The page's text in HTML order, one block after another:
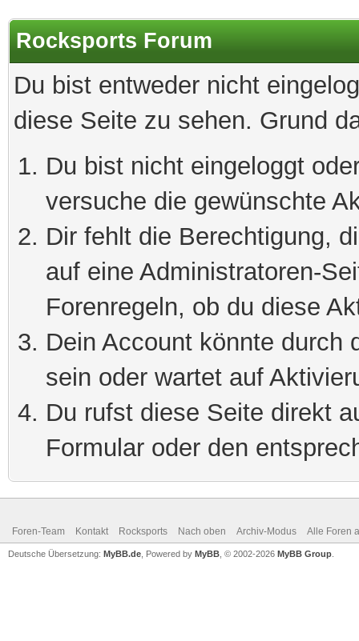
Rocksports Forum
Du bist entweder nicht
diese Seite zu sehen. Grund
Du bist nicht eingeloggt
versuche die gewünschte
Dir fehlt die Berechtigung,
auf eine Administratoren-
Forenregeln, ob du diese
Dein Account könnte durch
sein oder wartet auf
Du rufst diese Seite direkt
Formular oder den
Foren-Team Kontakt Rocksports Nach oben Archiv-Modus Alle Foren
Deutsche Übersetzung: MyBB.de , Powered by MyBB , © 2002-2026 MyBB Group